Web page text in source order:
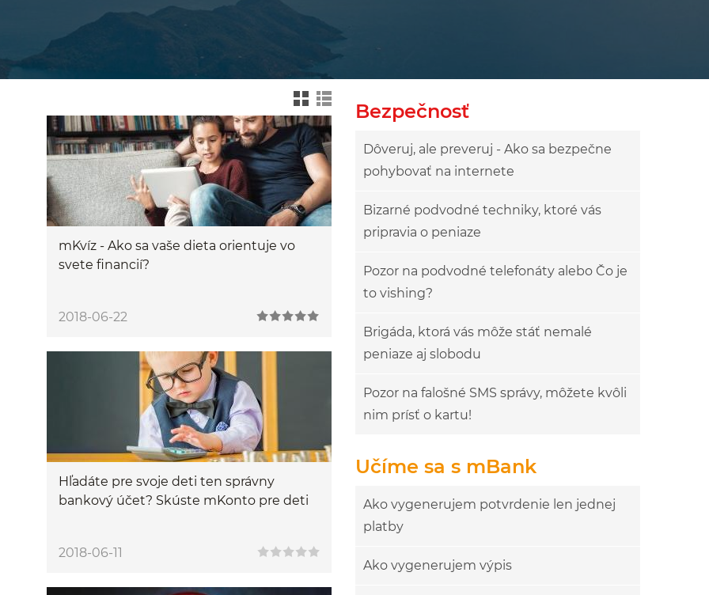
mKvíz - Ako sa vaše dieta orientuje vo
svete financií?
2018-06-22
Hľadáte pre svoje deti ten správny
bankový účet? Skúste mKonto pre deti
2018-06-11
Bezpečnosť
Dôveruj, ale preveruj - Ako sa bezpečne
pohybovať na internete
Bizarné podvodné techniky, ktoré vás
pripravia o peniaze
Pozor na podvodné telefonáty alebo Čo je
to vishing?
Brigáda, ktorá vás môže stáť nemalé
peniaze aj slobodu
Pozor na falošné SMS správy, môžete kvôli
nim prísť o kartu!
Učíme sa s mBank
Ako vygenerujem potvrdenie len jednej
platby
Ako vygenerujem výpis